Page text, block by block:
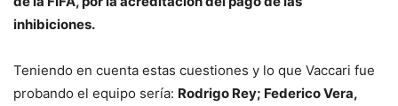
inhibiciones.
Teniendo en cuenta estas cuestiones y lo que Vaccari fue
probando el equipo sería: Rodrigo Rey; Federico Vera,